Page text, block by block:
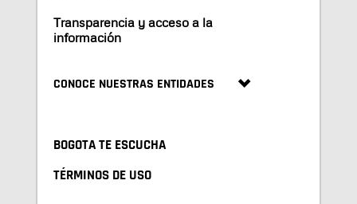
Transparencia y acceso a la
información
CONOCE NUESTRAS ENTIDADES
BOGOTA TE ESCUCHA
TÉRMINOS DE USO